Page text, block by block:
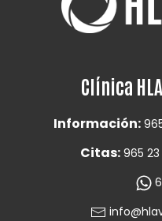
Clínica HLA
Información:
Citas: 965